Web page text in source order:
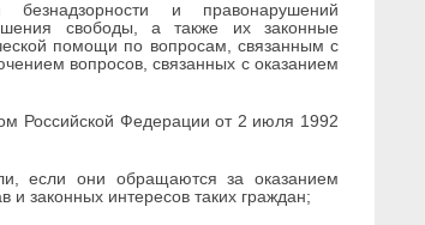
и правонарушений
свободы, а также их законные
помощи по вопросам, связанным с
вопросов, связанных с оказанием
Российской Федерации от 2 июля 1992
если они обращаются за оказанием
законных интересов таких граждан;